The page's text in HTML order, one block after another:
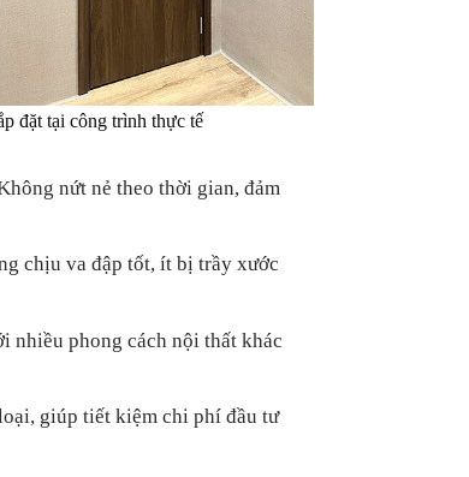
đặt tại công trình thực tế
nứt nẻ theo thời gian, đảm
chịu va đập tốt, ít bị trầy xước
nhiều phong cách nội thất khác
giúp tiết kiệm chi phí đầu tư